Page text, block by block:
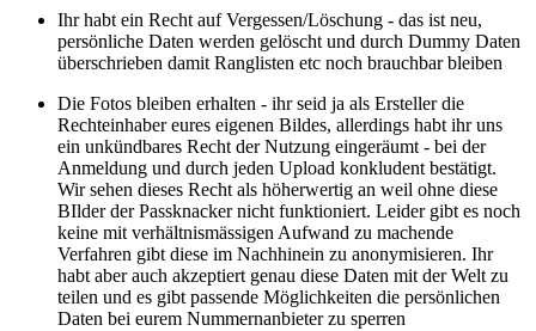
Ihr habt ein Recht auf Vergessen/Löschung - das ist neu,
persönliche Daten werden gelöscht und durch Dummy Daten
überschrieben damit Ranglisten etc noch brauchbar bleiben
Die Fotos bleiben erhalten - ihr seid ja als Ersteller die
Rechteinhaber eures eigenen Bildes, allerdings habt ihr uns
ein unkündbares Recht der Nutzung eingeräumt - bei der
Anmeldung und durch jeden Upload konkludent bestätigt.
Wir sehen dieses Recht als höherwertig an weil ohne diese
BIlder der Passknacker nicht funktioniert. Leider gibt es noch
keine mit verhältnismässigen Aufwand zu machende
Verfahren gibt diese im Nachhinein zu anonymisieren. Ihr
habt aber auch akzeptiert genau diese Daten mit der Welt zu
teilen und es gibt passende Möglichkeiten die persönlichen
Daten bei eurem Nummernanbieter zu sperren